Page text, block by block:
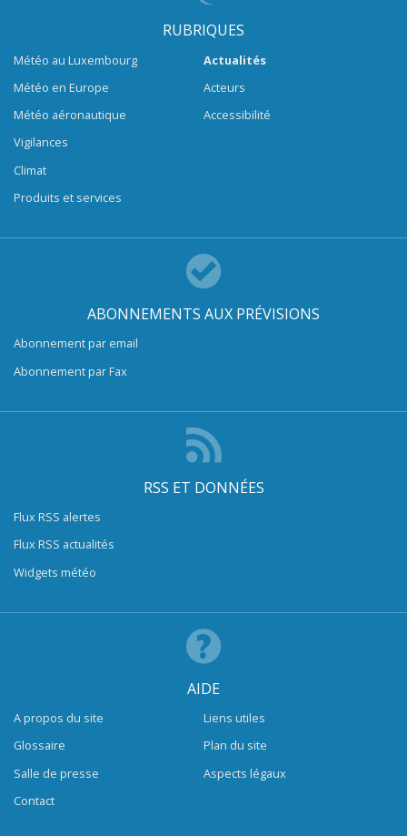
RUBRIQUES
Météo au Luxembourg
Météo en Europe
Météo aéronautique
Vigilances
Climat
Produits et services
Actualités
Acteurs
Accessibilité
ABONNEMENTS AUX PRÉVISIONS
Abonnement par email
Abonnement par Fax
RSS ET DONNÉES
Flux RSS alertes
Flux RSS actualités
Widgets météo
AIDE
A propos du site
Glossaire
Salle de presse
Contact
Liens utiles
Plan du site
Aspects légaux